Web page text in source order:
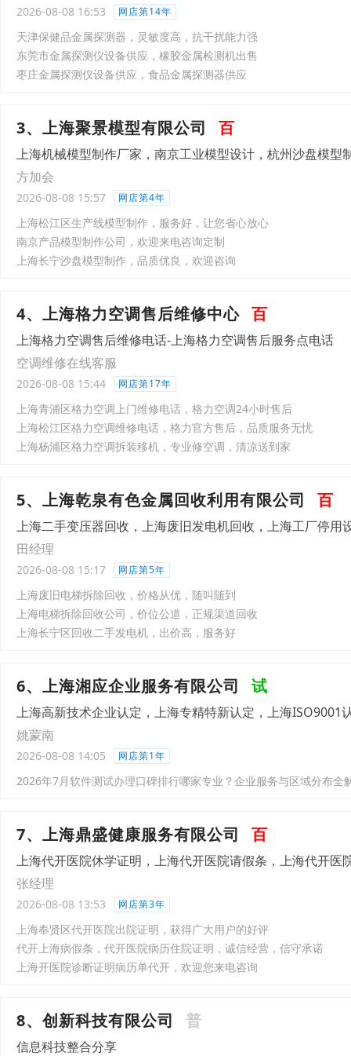
2026-08-08 16:53 网店第14年
天津保健品金属探测器，灵敏度高，抗干扰能力强
东莞市金属探测仪设备供应，橡胶金属检测机出售
枣庄金属探测仪设备供应，食品金属探测器供应
3、上海聚景模型有限公司 百
上海机械模型制作厂家，南京工业模型设计，杭州沙盘模型
方加会
2026-08-08 15:57 网店第4年
上海松江区生产线模型制作，服务好，让您省心放心
南京产品模型制作公司，欢迎来电咨询定制
上海长宁沙盘模型制作，品质优良，欢迎咨询
4、上海格力空调售后维修中心 百
上海格力空调售后维修电话-上海格力空调售后服务点电话
空调维修在线客服
2026-08-08 15:44 网店第17年
上海青浦区格力空调上门维修电话，格力空调24小时售后
上海松江区格力空调维修电话，格力官方售后，品质服务无忧
上海杨浦区格力空调拆装移机，专业修空调，清凉送到家
5、上海乾泉有色金属回收利用有限公司 百
上海二手变压器回收，上海废旧发电机回收，上海工厂停用
田经理
2026-08-08 15:17 网店第5年
上海废旧电梯拆除回收，价格从优，随叫随到
上海电梯拆除回收公司，价位公道，正规渠道回收
上海长宁区回收二手发电机，出价高，服务好
6、上海湘应企业服务有限公司 试
上海高新技术企业认定，上海专精特新认定，上海ISO9001
姚蒙南
2026-08-08 14:05 网店第1年
2026年7月软件测试办理口碑排行哪家专业？企业服务与区域分布全
7、上海鼎盛健康服务有限公司 百
上海代开医院休学证明，上海代开医院请假条，上海代开医
张经理
2026-08-08 13:53 网店第3年
上海奉贤区代开医院出院证明，获得广大用户的好评
代开上海病假条，代开医院病历住院证明，诚信经营，信守承诺
上海开医院诊断证明病历单代开，欢迎您来电咨询
8、创新科技有限公司 普
信息科技整合分享